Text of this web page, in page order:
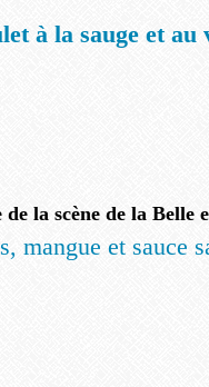
à la sauge et au
de la scène de la Belle
mangue et sauce